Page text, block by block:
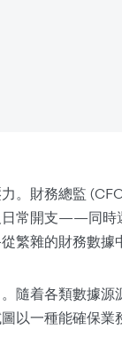
。財務總監
常開支——同時
繁雜的財務數據
隨着各類數據
以一種能確保業